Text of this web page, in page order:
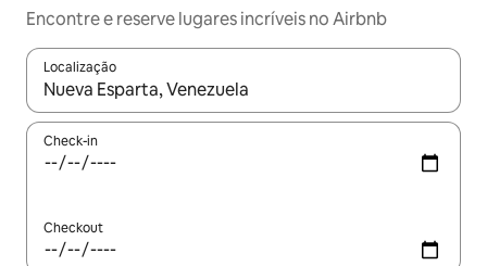
Encontre e reserve lugares incríveis no Airbnb
Localização
Quando os resultados estiverem disponíveis, explore-os
Check-in
Checkout